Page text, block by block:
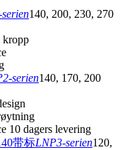
140, 200, 230, 270
kropp
serien140, 170, 200
10 dagers levering
LNP3-serien120,